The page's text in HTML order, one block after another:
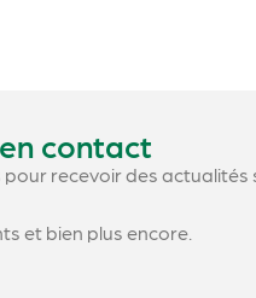
contact
pour recevoir des actualités
et bien plus encore.